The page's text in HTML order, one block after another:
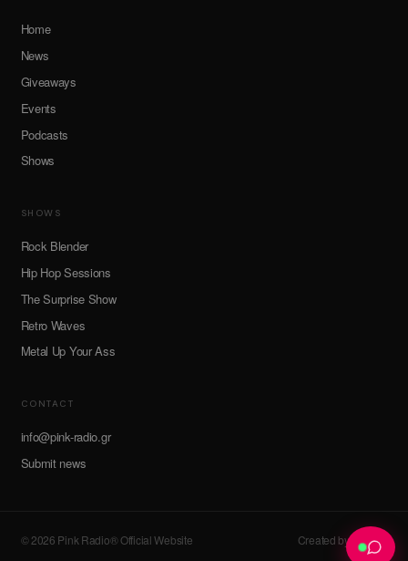
Home
News
Giveaways
Events
Podcasts
Shows
SHOWS
Rock Blender
Hip Hop Sessions
The Surprise Show
Retro Waves
Metal Up Your Ass
CONTACT
info@pink-radio.gr
Submit news
© 2026 Pink Radio® Official Website Created by devroot